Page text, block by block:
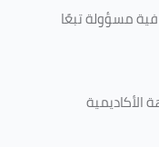
مسؤولة تبعًا
الأكاديمية